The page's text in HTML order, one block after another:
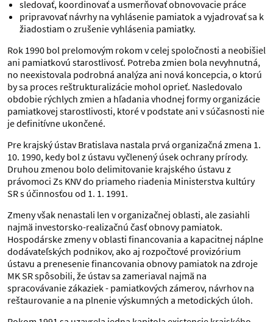
sledovať, koordinovať a usmerňovať obnovovacie práce
pripravovať návrhy na vyhlásenie pamiatok a vyjadrovať sa k
žiadostiam o zrušenie vyhlásenia pamiatky.
Rok 1990 bol prelomovým rokom v celej spoločnosti a neobišiel
ani pamiatkovú starostlivosť. Potreba zmien bola nevyhnutná,
no neexistovala podrobná analýza ani nová koncepcia, o ktorú
by sa proces reštrukturalizácie mohol oprieť. Nasledovalo
obdobie rýchlych zmien a hľadania vhodnej formy organizácie
pamiatkovej starostlivosti, ktoré v podstate ani v súčasnosti nie
je definitívne ukončené.
Pre krajský ústav Bratislava nastala prvá organizačná zmena 1.
10. 1990, kedy bol z ústavu vyčlenený úsek ochrany prírody.
Druhou zmenou bolo delimitovanie krajského ústavu z
právomoci Zs KNV do priameho riadenia Ministerstva kultúry
SR s účinnosťou od 1. 1. 1991.
Zmeny však nenastali len v organizačnej oblasti, ale zasiahli
najmä investorsko-realizačnú časť obnovy pamiatok.
Hospodárske zmeny v oblasti financovania a kapacitnej náplne
dodávateľských podnikov, ako aj rozpočtové provizórium
ústavu a prenesenie financovania obnovy pamiatok na zdroje
MK SR spôsobili, že ústav sa zameriaval najmä na
spracovávanie zákaziek - pamiatkových zámerov, návrhov na
reštaurovanie a na plnenie výskumných a metodických úloh.